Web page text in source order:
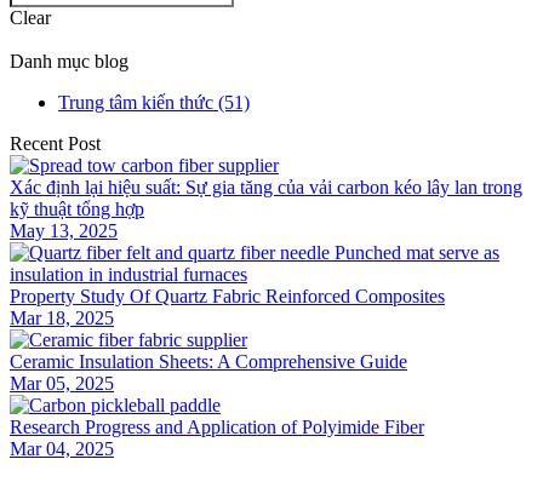
Clear
Danh mục blog
Trung tâm kiến ​​thức (51)
Recent Post
Xác định lại hiệu suất: Sự gia tăng của vải carbon kéo lây lan trong
kỹ thuật tổng hợp
May 13, 2025
Property Study Of Quartz Fabric Reinforced Composites
Mar 18, 2025
Ceramic Insulation Sheets: A Comprehensive Guide
Mar 05, 2025
Research Progress and Application of Polyimide Fiber
Mar 04, 2025